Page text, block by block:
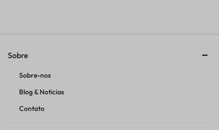
Sobre
Sobre-nos
Blog & Noticias
Contato